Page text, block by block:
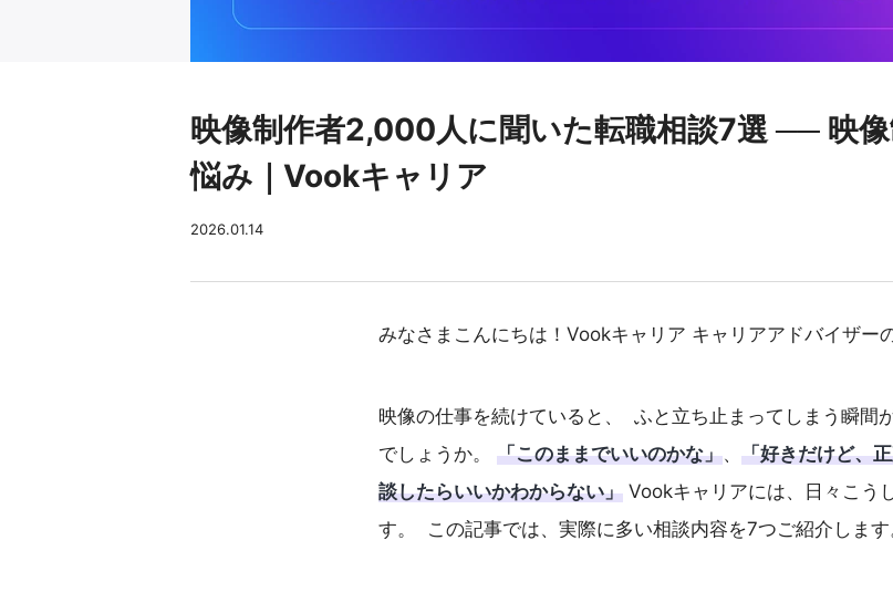
映像制作者2,000人に聞いた転職相談7選 ── 映
悩み｜Vookキャリア
2026.01.14
みなさまこんにちは！Vookキャリア キャリアアドバイザー
映像の仕事を続けていると、 ふと立ち止まってしまう瞬間
でしょうか。 「このままでいいのかな」、 「好きだけど、
談したらいいかわからない」 Vookキャリアには、日々こう
す。 この記事では、実際に多い相談内容を7つご紹介します